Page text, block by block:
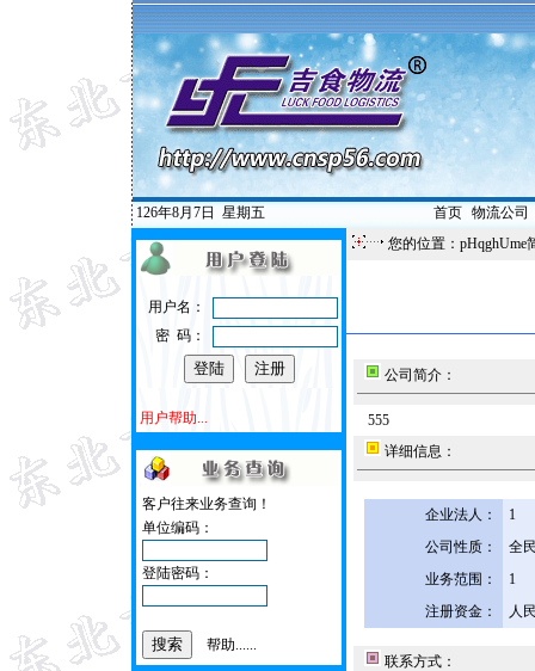
126年8月7日 星期五 首页| 物流公司
用户名：
密 码：
用户帮助...
客户往来业务查询！
单位编码：
登陆密码：
帮助......
您的位置：pHqghUme
公司简介：
555
详细信息：
企业法人：
1
公司性质：
全
业务范围：
1
注册资金：
人
联系方式：